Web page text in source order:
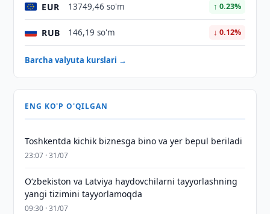
EUR 13749,46 so'm ↑ 0.23%
RUB 146,19 so'm ↓ 0.12%
Barcha valyuta kurslari →
ENG KO'P O'QILGAN
Toshkentda kichik biznesga bino va yer bepul beriladi
23:07 · 31/07
Oʻzbekiston va Latviya haydovchilarni tayyorlashning
yangi tizimini tayyorlamoqda
09:30 · 31/07